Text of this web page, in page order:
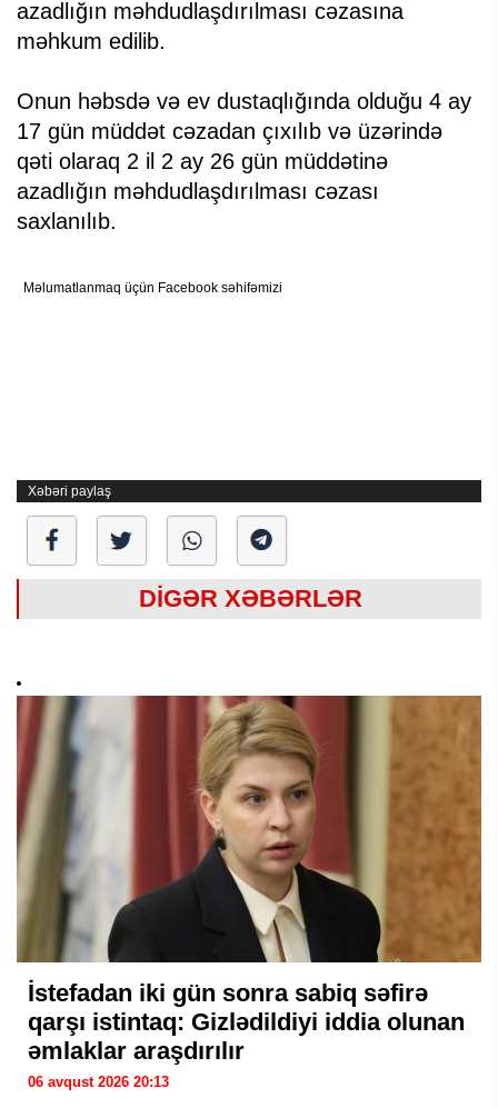
azadlığın məhdudlaşdırılması cəzasına
məhkum edilib.
Onun həbsdə və ev dustaqlığında olduğu 4 ay
17 gün müddət cəzadan çıxılıb və üzərində
qəti olaraq 2 il 2 ay 26 gün müddətinə
azadlığın məhdudlaşdırılması cəzası
saxlanılıb.
Məlumatlanmaq üçün Facebook səhifəmizi
Xəbəri paylaş
DİGƏR XƏBƏRLƏR
İstefadan iki gün sonra sabiq səfirə
qarşı istintaq: Gizlədildiyi iddia olunan
əmlaklar araşdırılır
06 avqust 2026 20:13